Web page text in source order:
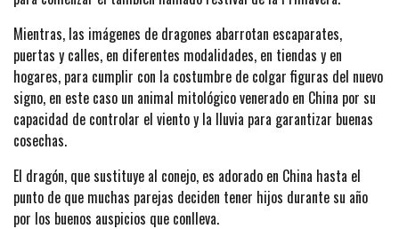
Mientras, las imágenes de dragones abarrotan escaparates,
puertas y calles, en diferentes modalidades, en tiendas y en
hogares, para cumplir con la costumbre de colgar figuras del nuevo
signo, en este caso un animal mitológico venerado en China por su
capacidad de controlar el viento y la lluvia para garantizar buenas
cosechas.
El dragón, que sustituye al conejo, es adorado en China hasta el
punto de que muchas parejas deciden tener hijos durante su año
por los buenos auspicios que conlleva.